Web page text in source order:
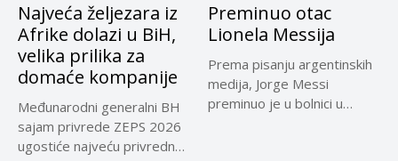
Najveća željezara iz
Afrike dolazi u BiH,
velika prilika za
domaće kompanije
Međunarodni generalni BH
sajam privrede ZEPS 2026
ugostiće najveću privrednu
Preminuo otac
Lionela Messija
Prema pisanju argentinskih
medija, Jorge Messi
preminuo je u bolnici u